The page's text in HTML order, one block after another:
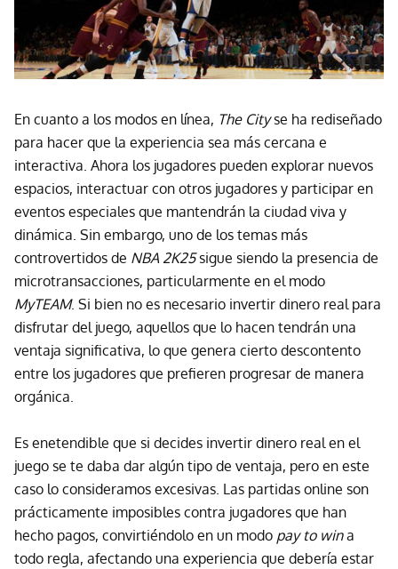
En cuanto a los modos en línea, The Cityse ha rediseñado
para hacer que la experiencia sea más cercana e
interactiva. Ahora los jugadores pueden explorar nuevos
espacios, interactuar con otros jugadores y participar en
eventos especiales que mantendrán la ciudad viva y
dinámica. Sin embargo, uno de los temas más
controvertidos de NBA 2K25sigue siendo la presencia de
microtransacciones, particularmente en el modo
MyTEAM. Si bien no es necesario invertir dinero real para
disfrutar del juego, aquellos que lo hacen tendrán una
ventaja significativa, lo que genera cierto descontento
entre los jugadores que prefieren progresar de manera
orgánica.
Es enetendible que si decides invertir dinero real en el
juego se te daba dar algún tipo de ventaja, pero en este
caso lo consideramos excesivas. Las partidas online son
prácticamente imposibles contra jugadores que han
hecho pagos, convirtiéndolo en un modo pay to wina
todo regla, afectando una experiencia que debería estar